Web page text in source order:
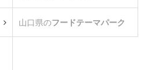
山口県のフードテーマパーク